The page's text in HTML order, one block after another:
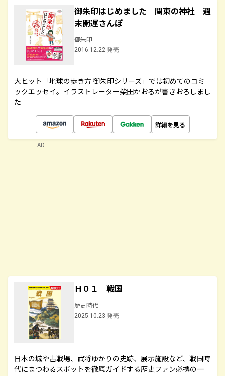
御朱印はじめました 関東の神社 週
末開運さんぽ
御朱印
2016.12.22 発売
大ヒット「地球の歩き方 御朱印シリーズ」では初めてのコミ
ックエッセイ。イラストレーター柴田かおるが書きおろしまし
た
詳細を見る
Ｈ０１ 戦国
歴史時代
2025.10.23 発売
日本の城や古戦場、武将ゆかりの史跡、展示施設など、戦国時
代にまつわるスポットを徹底ガイドする歴史ファン必携の一
AD